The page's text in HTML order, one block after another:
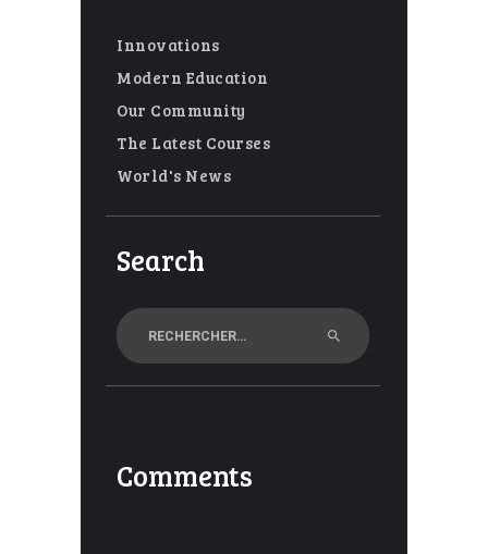
Innovations
Modern Education
Our Community
The Latest Courses
World's News
Search
Rechercher :
Comments